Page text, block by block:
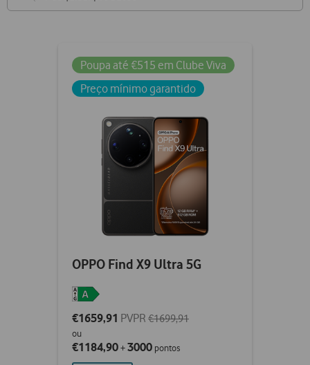
Poupa até €515 em Clube Viva
Preço mínimo garantido
OPPO Find X9 Ultra 5G
€1659,91 PVPR €1699,91
ou
€1184,90+3000 pontos